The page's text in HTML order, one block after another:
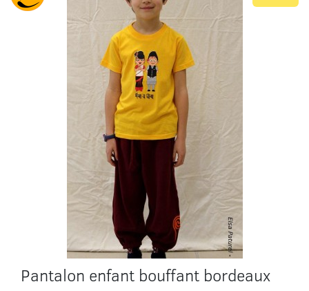
Pantalon enfant bouffant bordeaux